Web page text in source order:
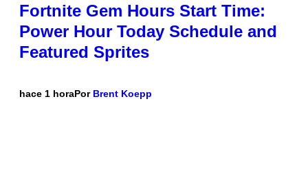
Fortnite Gem Hours Start Time:
Power Hour Today Schedule and
Featured Sprites
hace 1 horaPor Brent Koepp